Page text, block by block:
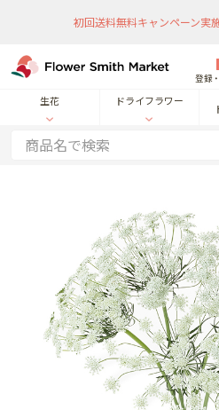
初回送料無料キャンペーン実
登録
生花 ドライフラワー